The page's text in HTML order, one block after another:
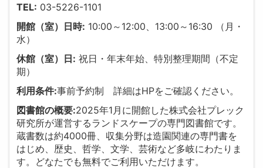
TEL: 03-5226-1101
開館（室）日時: 10:00～12:00、13:00～16:30 （月・
水）
休館（室）日: 祝日・年末年始、特別整理期間（不定
期）
利用条件:事前予約制 詳細はHPをご確認ください。
図書館の概要:2025年1月に開館した株式会社プレック
研究所が運営するランドスケープの専門図書館です。
蔵書数は約4000冊、収集分野は造園関連の専門書を
はじめ、歴史、哲学、文学、芸術など多岐にわたりま
す。どなたでも無料でご利用いただけます。